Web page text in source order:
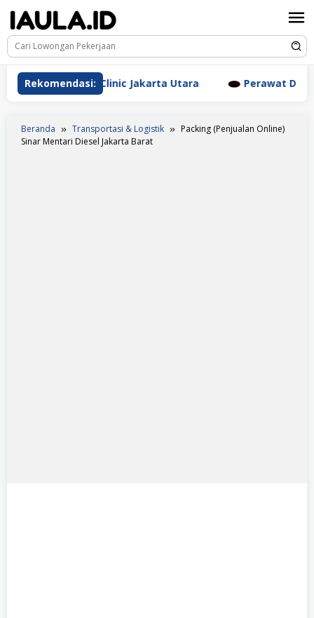
konten
Rekomendasi:
Clinic Jakarta Utara Perawat Dr. Triyanti
Beranda Transportasi & Logistik
Packing (Penjualan Online)
Sinar Mentari Diesel Jakarta Barat